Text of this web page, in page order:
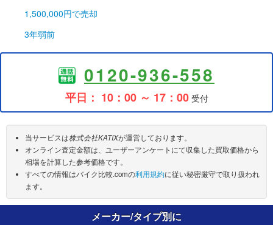
1,500,000円で売却
3年弱前
0120-936-558
平日： 10：00 ～ 17：00受付
当サービスは株式会社KATIXが運営しております。
オンライン査定金額は、ユーザーアンケートにて収集した買取価格から
相場を計算した参考価格です。
すべての情報はバイク比較.comの利用規約に従い秘密厳守で取り扱われ
ます。
メーカー/タイプ別に